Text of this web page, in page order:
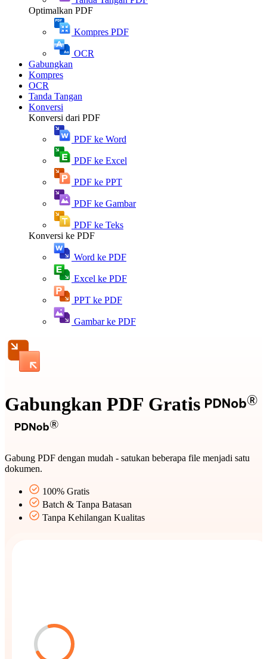
Optimalkan PDF
Kompres PDF
OCR
Gabungkan
Kompres
OCR
Tanda Tangan
Konversi
Konversi dari PDF
PDF ke Word
PDF ke Excel
PDF ke PPT
PDF ke Gambar
PDF ke Teks
Konversi ke PDF
Word ke PDF
Excel ke PDF
PPT ke PDF
Gambar ke PDF
Gabungkan PDF Gratis
Gabung PDF dengan mudah - satukan beberapa file menjadi satu
dokumen.
100% Gratis
Batch & Tanpa Batasan
Tanpa Kehilangan Kualitas